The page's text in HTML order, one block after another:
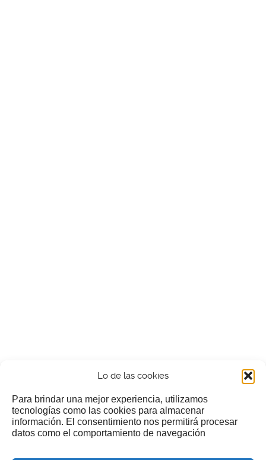
Lo de las cookies
Para brindar una mejor experiencia, utilizamos
tecnologías como las cookies para almacenar
información. El consentimiento nos permitirá procesar
datos como el comportamiento de navegación
¿Nos invitas a un cafecillo?